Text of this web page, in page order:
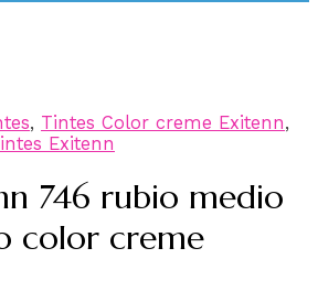
, Tintes Color creme Exitenn,
Exitenn
746 rubio medio
color creme